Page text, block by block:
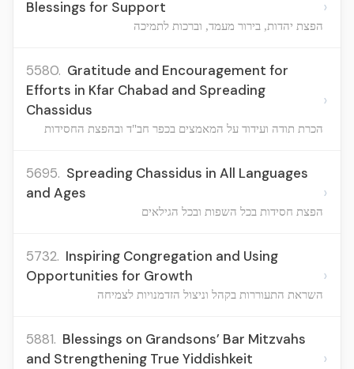
Blessings for Support
הפצת יהדות, בירור מעמד, וברכות לתמיכה
›
5580. Gratitude and Encouragement for
Efforts in Kfar Chabad and Spreading
Chassidus
הכרת תודה ועידוד על המאמצים בכפר חב"ד ובהפצת החסידות
›
5695. Spreading Chassidus in All Languages
and Ages
הפצת חסידות בכל השפות ובכל הגילאים
›
5732. Inspiring Congregation and Using
Opportunities for Growth
השראת התעוררות בקהל וניצול הזדמנויות לצמיחה
›
5881. Blessings on Grandsons’ Bar Mitzvahs
and Strengthening True Yiddishkeit
›